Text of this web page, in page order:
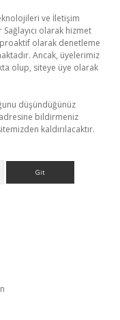
ve İletişim
olarak hizmet
olarak denetleme
Ancak, üyelerimiz
olup, siteye üye olarak
düşündüğünüz
adresine bildirmeniz
kaldırılacaktır.